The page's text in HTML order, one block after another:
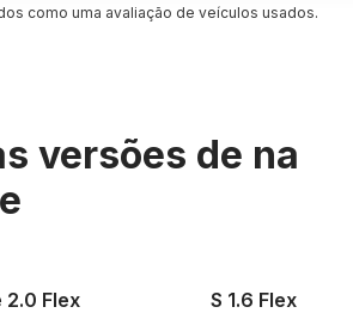
como uma avaliação de veículos usados.
versões de na
2.0 Flex S 1.6 Flex